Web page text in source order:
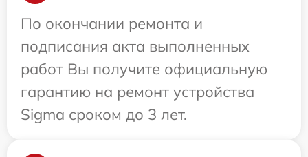
По окончании ремонта и
подписания акта выполненных
работ Вы получите официальную
гарантию на ремонт устройства
Sigma сроком до 3 лет.